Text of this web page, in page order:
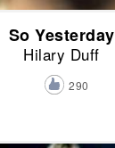
So Yesterday
Hilary Duff
290